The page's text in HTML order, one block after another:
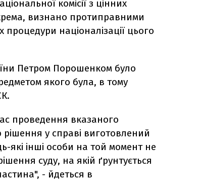
комісії з цінних
визнано протиправними
націоналізації цього
Петром Порошенком було
якого була, в тому
проведення вказаного
у справі виготовлений
які інші особи на той момент не
суду, на якій ґрунтується
- йдеться в